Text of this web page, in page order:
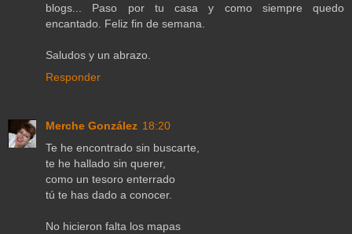
blogs... Paso por tu casa y como siempre quedo
encantado. Feliz fin de semana.
Saludos y un abrazo.
Responder
Merche González 18:20
Te he encontrado sin buscarte,
te he hallado sin querer,
como un tesoro enterrado
tú te has dado a conocer.
No hicieron falta los mapas